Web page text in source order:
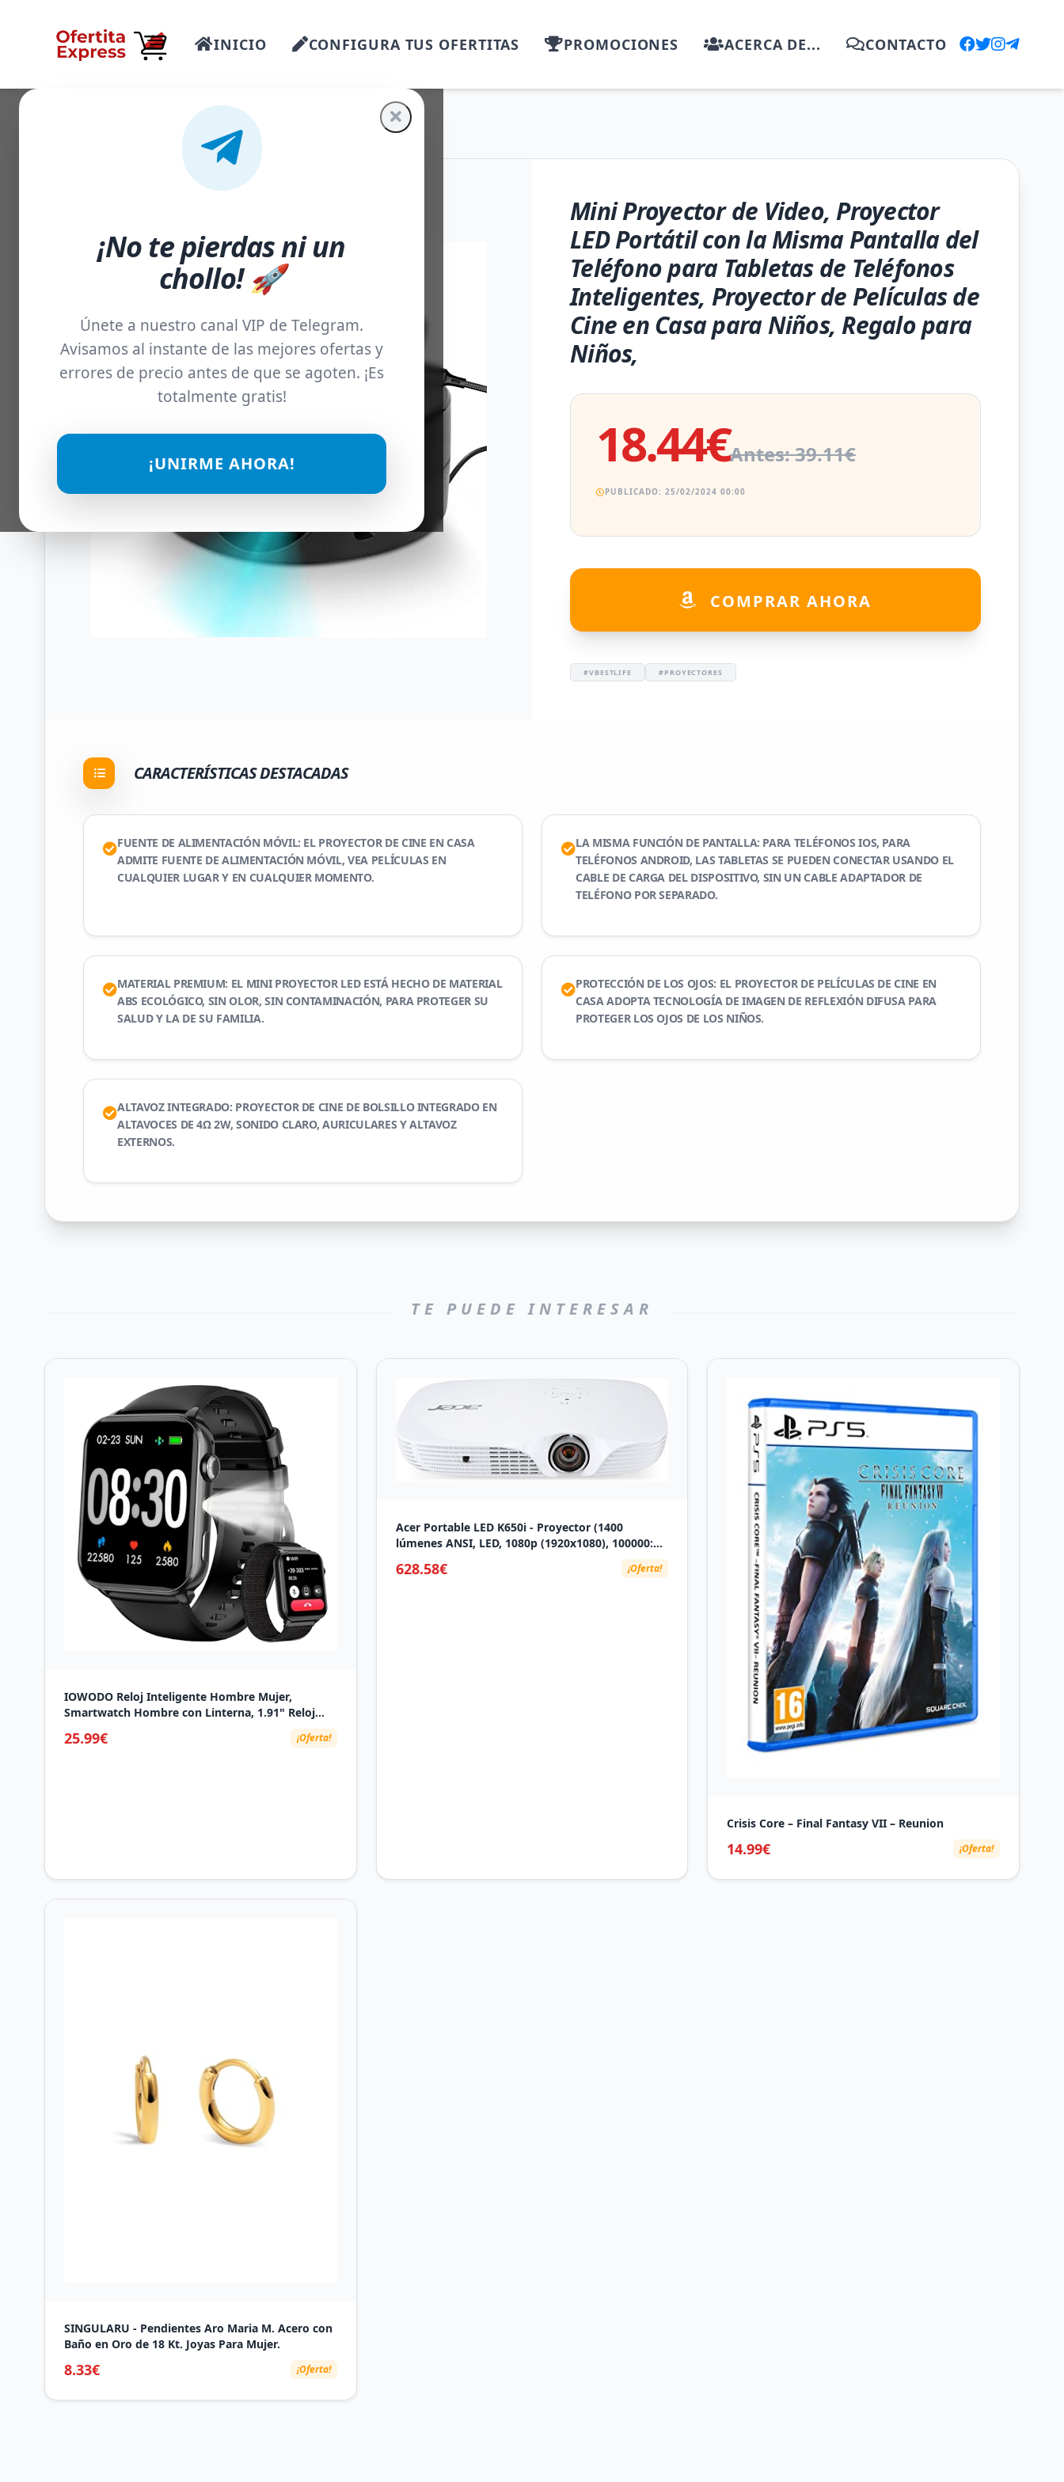
INICIO CONFIGURA TUS OFERTITAS PROMOCIONES ACERCA DE... CONTACTO
¡No te pierdas ni un
chollo! 🚀
Únete a nuestro canal VIP de Telegram.
Avisamos al instante de las mejores ofertas y
errores de precio antes de que se agoten. ¡Es
totalmente gratis!
¡UNIRME AHORA!
Mini Proyector de Video, Proyector
LED Portátil con la Misma Pantalla del
Teléfono para Tabletas de Teléfonos
Inteligentes, Proyector de Películas de
Cine en Casa para Niños, Regalo para
Niños,
18.44€Antes: 39.11€
PUBLICADO: 25/02/2024 00:00
COMPRAR AHORA
#VBESTLIFE #PROYECTORES
CARACTERÍSTICAS DESTACADAS
FUENTE DE ALIMENTACIÓN MÓVIL: EL PROYECTOR DE CINE EN CASA
ADMITE FUENTE DE ALIMENTACIÓN MÓVIL, VEA PELÍCULAS EN
CUALQUIER LUGAR Y EN CUALQUIER MOMENTO.
LA MISMA FUNCIÓN DE PANTALLA: PARA TELÉFONOS IOS, PARA
TELÉFONOS ANDROID, LAS TABLETAS SE PUEDEN CONECTAR USANDO EL
CABLE DE CARGA DEL DISPOSITIVO, SIN UN CABLE ADAPTADOR DE
TELÉFONO POR SEPARADO.
MATERIAL PREMIUM: EL MINI PROYECTOR LED ESTÁ HECHO DE MATERIAL
ABS ECOLÓGICO, SIN OLOR, SIN CONTAMINACIÓN, PARA PROTEGER SU
SALUD Y LA DE SU FAMILIA.
PROTECCIÓN DE LOS OJOS: EL PROYECTOR DE PELÍCULAS DE CINE EN
CASA ADOPTA TECNOLOGÍA DE IMAGEN DE REFLEXIÓN DIFUSA PARA
PROTEGER LOS OJOS DE LOS NIÑOS.
ALTAVOZ INTEGRADO: PROYECTOR DE CINE DE BOLSILLO INTEGRADO EN
ALTAVOCES DE 4Ω 2W, SONIDO CLARO, AURICULARES Y ALTAVOZ
EXTERNOS.
TE PUEDE INTERESAR
IOWODO Reloj Inteligente Hombre Mujer,
Smartwatch Hombre con Linterna, 1.91" Reloj
Inteligente con Llamadas, 2 Correas, Monitor
Cardíaco 24h/SpO2/Sueño, IP68 Impermeable
25.99€ ¡Oferta!
Acer Portable LED K650i - Proyector (1400
lúmenes ANSI, LED, 1080p (1920x1080), 100000:1,
628.58€ ¡Oferta!
Crisis Core – Final Fantasy VII – Reunion
14.99€ ¡Oferta!
SINGULARU - Pendientes Aro Maria M. Acero con
Baño en Oro de 18 Kt. Joyas Para Mujer.
8.33€ ¡Oferta!